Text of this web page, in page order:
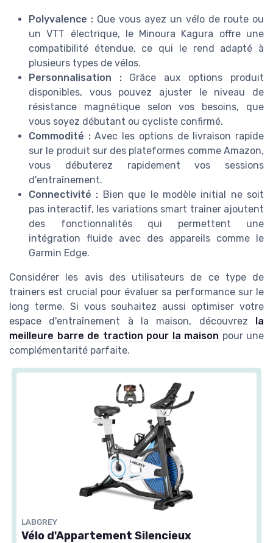
Polyvalence : Que vous ayez un vélo de route ou
un VTT électrique, le Minoura Kagura offre une
compatibilité étendue, ce qui le rend adapté à
plusieurs types de vélos.
Personnalisation :Grâce aux options produit
disponibles, vous pouvez ajuster le niveau de
résistance magnétique selon vos besoins, que
vous soyez débutant ou cycliste confirmé.
Commodité :Avec les options de livraison rapide
sur le produit sur des plateformes comme Amazon,
vous débuterez rapidement vos sessions
d'entraînement.
Connectivité : Bien que le modèle initial ne soit
pas interactif, les variations smart trainer ajoutent
des fonctionnalités qui permettent une
intégration fluide avec des appareils comme le
Garmin Edge.
Considérer les avis des utilisateurs de ce type de
trainers est crucial pour évaluer sa performance sur le
long terme. Si vous souhaitez aussi optimiser votre
espace d'entraînement à la maison, découvrez
la
meilleure barre de traction pour la maison pour une
complémentarité parfaite.
LABGREY
Vélo d'Appartement Silencieux